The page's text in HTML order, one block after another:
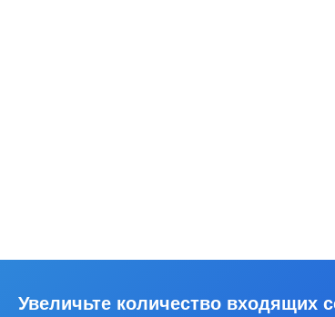
Увеличьте количество входящих